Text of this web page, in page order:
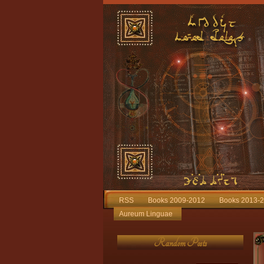
RSS Books 2009-2012 Books 2013-
Aureum Linguae
Random Posts